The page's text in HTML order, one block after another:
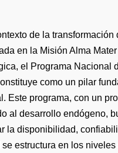
de la
en la Misión Alma
el Programa Nacional
como un pilar
Este programa, con un
al desarrollo endógeno,
la disponibilidad,
se estructura en los